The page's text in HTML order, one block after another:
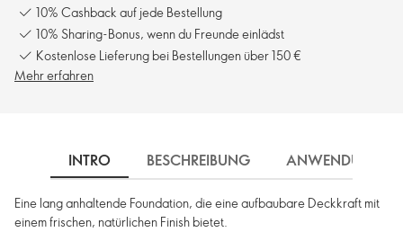
10% Cashback auf jede Bestellung
10% Sharing-Bonus, wenn du Freunde einlädst
Kostenlose Lieferung bei Bestellungen über 150 €
Mehr erfahren
INTRO BESCHREIBUNG ANWENDUNG
Eine lang anhaltende Foundation, die eine aufbaubare Deckkraft mit
einem frischen, natürlichen Finish bietet.